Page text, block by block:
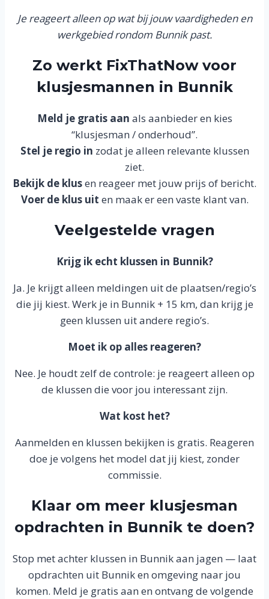
Je reageert alleen op wat bij jouw vaardigheden en
werkgebied rondom Bunnik past.
Zo werkt FixThatNow voor
klusjesmannen in Bunnik
Meld je gratis aan als aanbieder en kies
“klusjesman / onderhoud”.
Stel je regio in zodat je alleen relevante klussen
ziet.
Bekijk de klusen reageer met jouw prijs of bericht.
Voer de klus uit en maak er een vaste klant van.
Veelgestelde vragen
Krijg ik echt klussen in Bunnik?
Ja. Je krijgt alleen meldingen uit de plaatsen/regio’s
die jij kiest. Werk je in Bunnik + 15 km, dan krijg je
geen klussen uit andere regio’s.
Moet ik op alles reageren?
Nee. Je houdt zelf de controle: je reageert alleen op
de klussen die voor jou interessant zijn.
Wat kost het?
Aanmelden en klussen bekijken is gratis. Reageren
doe je volgens het model dat jij kiest, zonder
commissie.
Klaar om meer klusjesman
opdrachten in Bunnik te doen?
Stop met achter klussen in Bunnik aan jagen — laat
opdrachten uit Bunnik en omgeving naar jou
komen. Meld je gratis aan en ontvang de volgende